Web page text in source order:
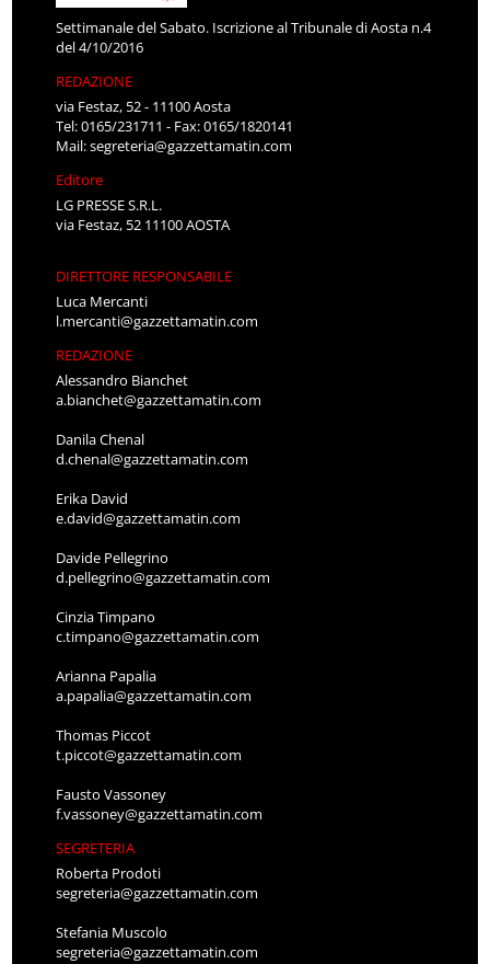
Settimanale del Sabato. Iscrizione al Tribunale di Aosta n.4
del 4/10/2016
REDAZIONE
via Festaz, 52 - 11100 Aosta
Tel: 0165/231711 - Fax: 0165/1820141
Mail:segreteria@gazzettamatin.com
Editore
LG PRESSE S.R.L.
via Festaz, 52 11100 AOSTA
DIRETTORE RESPONSABILE
Luca Mercanti
l.mercanti@gazzettamatin.com
REDAZIONE
Alessandro Bianchet
a.bianchet@gazzettamatin.com
Danila Chenal
d.chenal@gazzettamatin.com
Erika David
e.david@gazzettamatin.com
Davide Pellegrino
d.pellegrino@gazzettamatin.com
Cinzia Timpano
c.timpano@gazzettamatin.com
Arianna Papalia
a.papalia@gazzettamatin.com
Thomas Piccot
t.piccot@gazzettamatin.com
Fausto Vassoney
f.vassoney@gazzettamatin.com
SEGRETERIA
Roberta Prodoti
segreteria@gazzettamatin.com
Stefania Muscolo
segreteria@gazzettamatin.com